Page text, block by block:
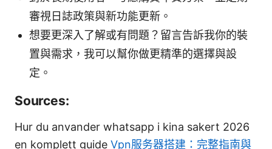
審視日誌政策與新功能更新。
想要更深入了解或有問題？留言告訴我你的裝
置與需求，我可以幫你做更精準的選擇與設
定。
Sources:
Hur du anvander whatsapp i kina sakert 2026
en komplett guide Vpn服务器搭建：完整指南與